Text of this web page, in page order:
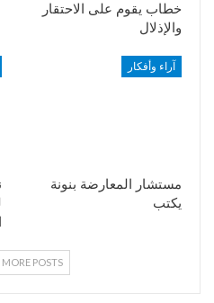
خطاب يقوم على الاحتقار
والإذلال
آراء وأفكار
مستشار المعارضة بنونة
يكتب
POSTS